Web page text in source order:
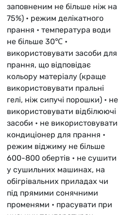
заповненим не більше ніж на
75%) • режим делікатного
прання • температура води
не більше 30℃ •
використовувати засоби для
прання, що відповідає
кольору матеріалу (краще
використовувати пральні
гелі, ніж сипучі порошки) • не
використовувати відбілюючі
засоби • не використовувати
кондиціонер для прання •
режим віджиму не більше
600-800 обертів • не сушити
у сушильних машинах, на
обігрівальних приладах чи
під прямими сонячними
променями • прасувати при